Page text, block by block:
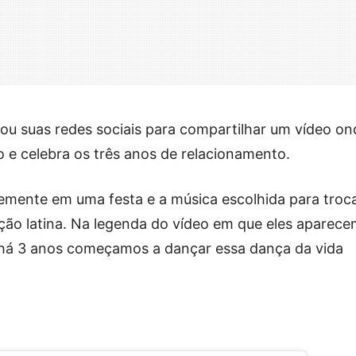
suas redes sociais para compartilhar um vídeo
celebra os três anos de relacionamento.
em uma festa e a música escolhida para
latina. Na legenda do vídeo em que eles
3 anos começamos a dançar essa dança da vida